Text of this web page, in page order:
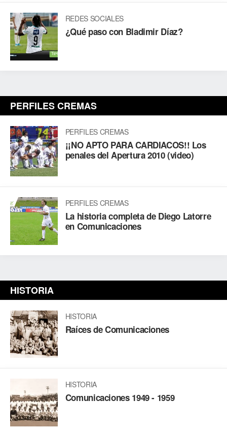
REDES SOCIALES
¿Qué paso con Bladimir Díaz?
PERFILES CREMAS
PERFILES CREMAS
¡¡NO APTO PARA CARDIACOS!! Los
penales del Apertura 2010 (video)
PERFILES CREMAS
La historia completa de Diego Latorre
en Comunicaciones
HISTORIA
HISTORIA
Raíces de Comunicaciones
HISTORIA
Comunicaciones 1949 - 1959